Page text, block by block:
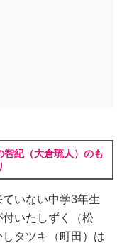
智紀（大倉琉人）のも
いない中学3年生
いたしずく（松
タツキ（町田）は